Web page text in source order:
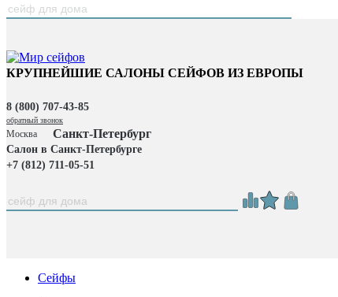
КРУПНЕЙШИЕ САЛОНЫ СЕЙФОВ ИЗ ЕВРОПЫ
8 (800) 707-43-85
обратный звонок
Москва Санкт-Петербург
Салон в Санкт-Петербурге
+7 (812) 711-05-51
Сейфы